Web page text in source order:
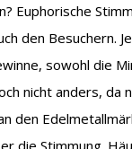
Euphorische
den Besuchern.
sowohl die
nicht anders, da
den
die Stimmung.